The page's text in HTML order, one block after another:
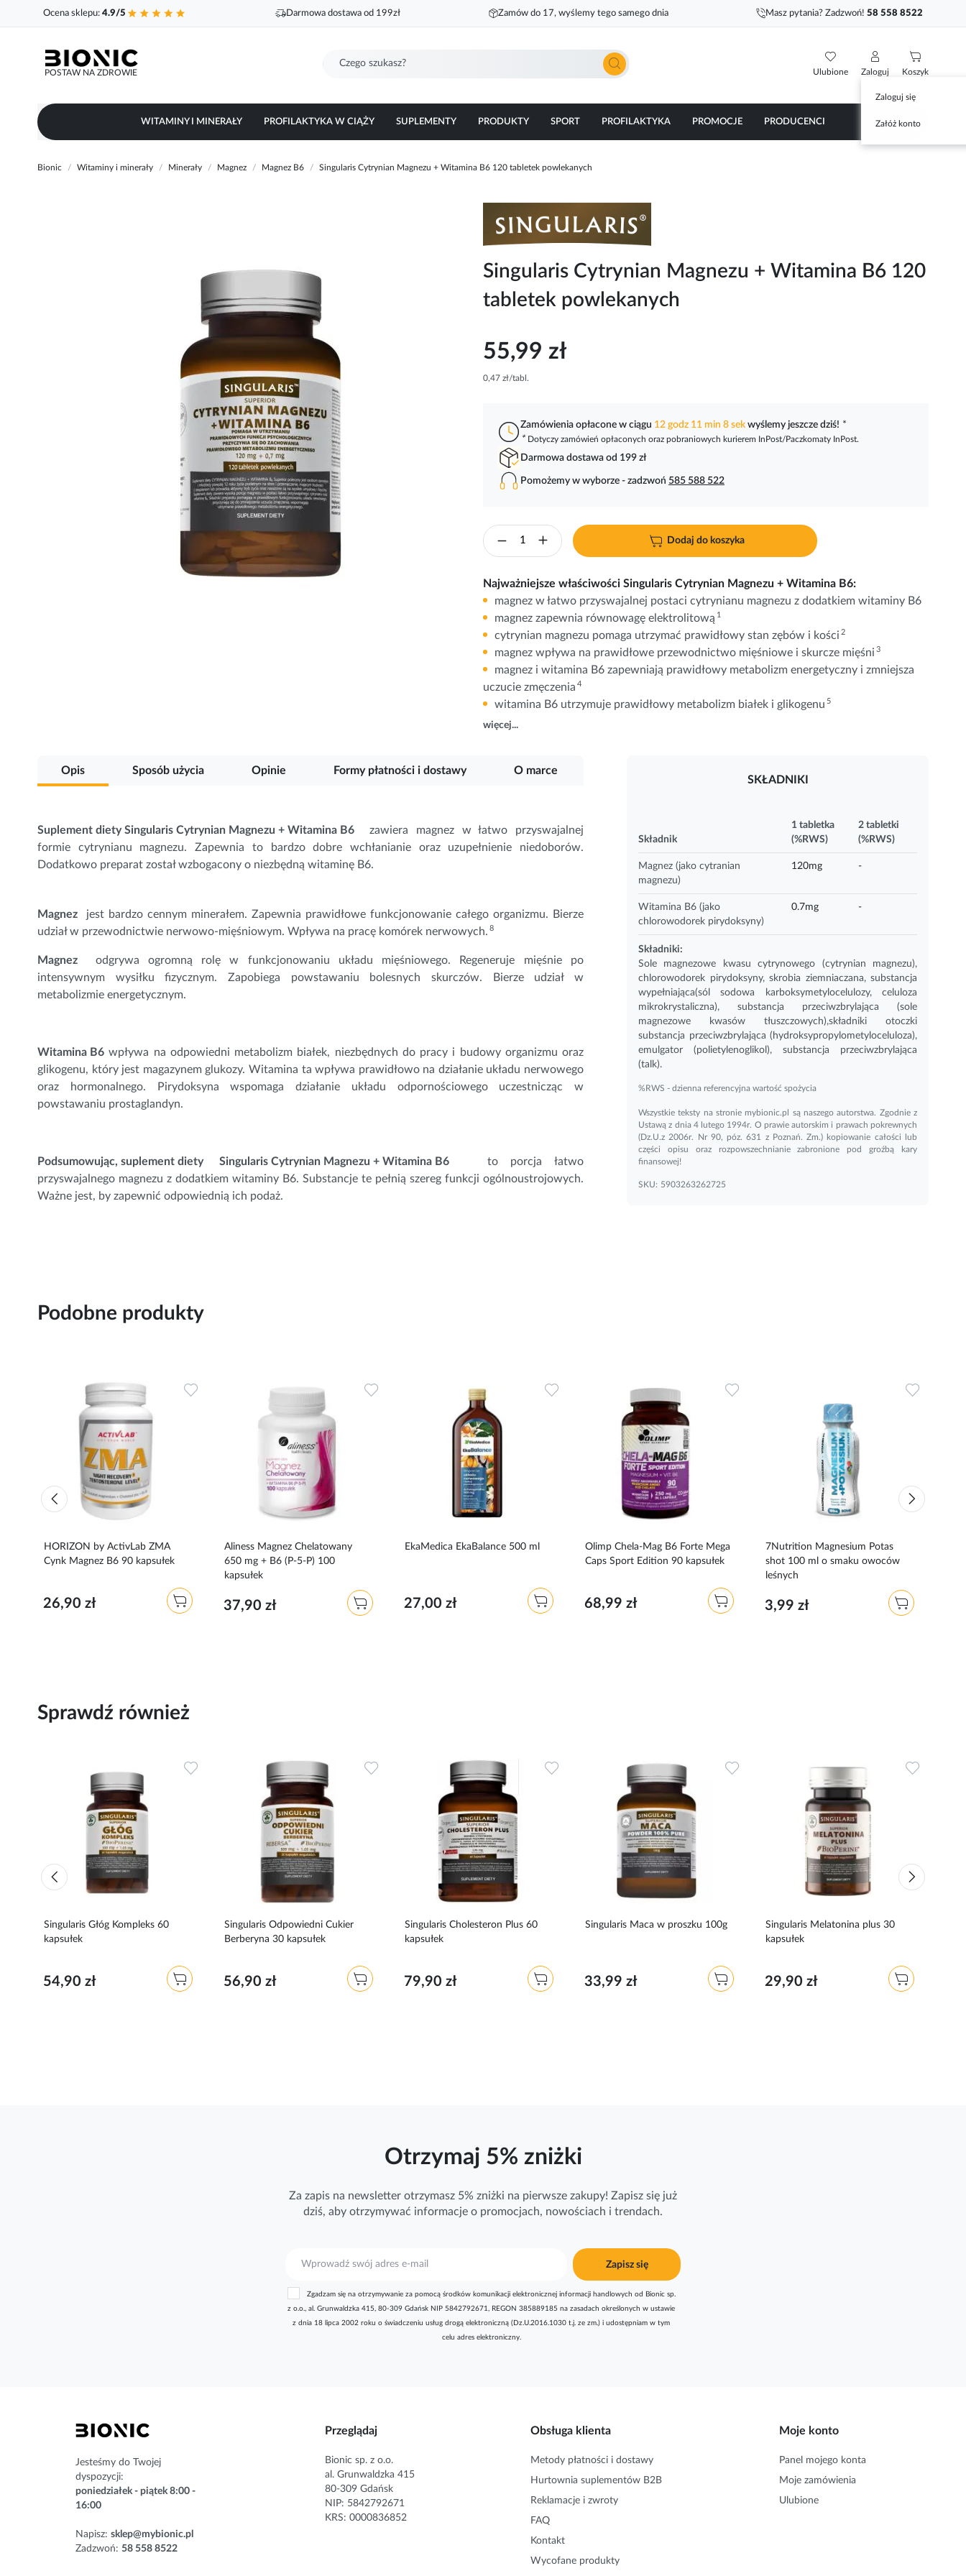
Ocena sklepu: 4.9/5 Darmowa dostawa od 199zł Zamów do 17, wyślemy tego samego dnia Masz pytania? Zadzwoń! 58 558 8522
POSTAW NA ZDROWIE
Szukaj
Ulubione
Zaloguj
Zaloguj się
Załóż konto
Koszyk
WITAMINY I MINERAŁY PROFILAKTYKA W CIĄŻY SUPLEMENTY PRODUKTY SPORT PROFILAKTYKA PROMOCJE PRODUCENCI
Bionic Witaminy i minerały Minerały Magnez Magnez B6 Singularis Cytrynian Magnezu + Witamina B6 120 tabletek powlekanych
Singularis Cytrynian Magnezu + Witamina B6 120
tabletek powlekanych
55,99 zł
0,47 zł/tabl.
Zamówienia opłacone w ciągu 12 godz 11 min 7 sek wyślemy jeszcze dziś! *
* Dotyczy zamówień opłaconych oraz pobraniowych kurierem InPost/Paczkomaty InPost.
Darmowa dostawa od 199 zł
Pomożemy w wyborze - zadzwoń 585 588 522
Dodaj do koszyka
Najważniejsze właściwości Singularis Cytrynian Magnezu + Witamina B6:
magnez w łatwo przyswajalnej postaci cytrynianu magnezu z dodatkiem witaminy B6
magnez zapewnia równowagę elektrolitową1
cytrynian magnezu pomaga utrzymać prawidłowy stan zębów i kości2
magnez wpływa na prawidłowe przewodnictwo mięśniowe i skurcze mięśni3
magnez i witamina B6 zapewniają prawidłowy metabolizm energetyczny i zmniejsza
uczucie zmęczenia4
witamina B6 utrzymuje prawidłowy metabolizm białek i glikogenu5
więcej...
Opis
Suplement diety Singularis Cytrynian Magnezu + Witamina B6
zawiera magnez w łatwo przyswajalnej
formie cytrynianu magnezu. Zapewnia to bardzo dobre wchłanianie oraz uzupełnienie niedoborów.
Dodatkowo preparat został wzbogacony o niezbędną witaminę B6.
Magnez
jest bardzo cennym minerałem. Zapewnia prawidłowe funkcjonowanie całego organizmu. Bierze
udział w przewodnictwie nerwowo-mięśniowym. Wpływa na pracę komórek nerwowych.8
Magnez
odgrywa ogromną rolę w funkcjonowaniu układu mięśniowego. Regeneruje mięśnie po
intensywnym wysiłku fizycznym. Zapobiega powstawaniu bolesnych skurczów. Bierze udział w
metabolizmie energetycznym.
Witamina B6 wpływa na odpowiedni metabolizm białek, niezbędnych do pracy i budowy organizmu oraz
glikogenu, który jest magazynem glukozy. Witamina ta wpływa prawidłowo na działanie układu nerwowego
oraz hormonalnego. Pirydoksyna wspomaga działanie układu odpornościowego uczestnicząc w
powstawaniu prostaglandyn.
Podsumowując, suplement diety Singularis Cytrynian Magnezu + Witamina B6
to porcja łatwo
przyswajalnego magnezu z dodatkiem witaminy B6. Substancje te pełnią szereg funkcji ogólnoustrojowych.
Ważne jest, by zapewnić odpowiednią ich podaż.
Sposób użycia Opinie Formy płatności i dostawy
O marce
SKŁADNIKI
Składnik
1 tabletka
(%RWS)
2 tabletki
(%RWS)
Magnez (jako cytranian
magnezu)
120mg -
Witamina B6 (jako
chlorowodorek pirydoksyny)
0.7mg -
Składniki:
Sole magnezowe kwasu cytrynowego (cytrynian magnezu),
chlorowodorek pirydoksyny, skrobia ziemniaczana, substancja
wypełniająca(sól sodowa karboksymetylocelulozy, celuloza
mikrokrystaliczna), substancja przeciwzbrylająca (sole
magnezowe kwasów tłuszczowych),składniki otoczki
substancja przeciwzbrylająca (hydroksypropylometyloceluloza),
emulgator (polietylenoglikol), substancja przeciwzbrylająca
(talk).
%RWS - dzienna referencyjna wartość spożycia
Wszystkie teksty na stronie mybionic.pl są naszego autorstwa. Zgodnie z
Ustawą z dnia 4 lutego 1994r. O prawie autorskim i prawach pokrewnych
(Dz.U.z 2006r. Nr 90, póz. 631 z Poznań. Zm.) kopiowanie całości lub
części opisu oraz rozpowszechnianie zabronione pod groźbą kary
finansowej!
SKU: 5903263262725
Podobne produkty
HORIZON by ActivLab ZMA
Cynk Magnez B6 90 kapsułek
26,90 zł
Dodaj
Aliness Magnez Chelatowany
650 mg + B6 (P-5-P) 100
kapsułek
37,90 zł
Dodaj
EkaMedica EkaBalance 500 ml
27,00 zł
Dodaj
Olimp Chela-Mag B6 Forte Mega
Caps Sport Edition 90 kapsułek
68,99 zł
Dodaj
7Nutrition Magnesium Potas
shot 100 ml o smaku owoców
leśnych
3,99 zł
Dodaj
Sprawdź również
Singularis Głóg Kompleks 60
kapsułek
54,90 zł
Dodaj
Singularis Odpowiedni Cukier
Berberyna 30 kapsułek
56,90 zł
Dodaj
Singularis Cholesteron Plus 60
kapsułek
79,90 zł
Dodaj
Singularis Maca w proszku 100g
33,99 zł
Dodaj
Singularis Melatonina plus 30
kapsułek
29,90 zł
Dodaj
Otrzymaj 5% zniżki
Za zapis na newsletter otrzymasz 5% zniżki na pierwsze zakupy! Zapisz się już
dziś, aby otrzymywać informacje o promocjach, nowościach i trendach.
s
k
Zapisz się
Zgadzam się na otrzymywanie za pomocą środków komunikacji elektronicznej informacji handlowych od Bionic sp.
z o.o., al. Grunwaldzka 415, 80-309 Gdańsk NIP 5842792671, REGON 385889185 na zasadach określonych w ustawie
z dnia 18 lipca 2002 roku o świadczeniu usług drogą elektroniczną (Dz.U.2016.1030 t.j. ze zm.) i udostępniam w tym
celu adres elektroniczny.
Jesteśmy do Twojej
dyspozycji:
poniedziałek - piątek 8:00 -
16:00
Napisz: sklep@mybionic.pl
Zadzwoń: 58 558 8522
Przeglądaj
Bionic sp. z o.o.
al. Grunwaldzka 415
80-309 Gdańsk
NIP: 5842792671
KRS: 0000836852
Obsługa klienta
Metody płatności i dostawy
Hurtownia suplementów B2B
Reklamacje i zwroty
FAQ
Kontakt
Wycofane produkty
Moje konto
Panel mojego konta
Moje zamówienia
Ulubione